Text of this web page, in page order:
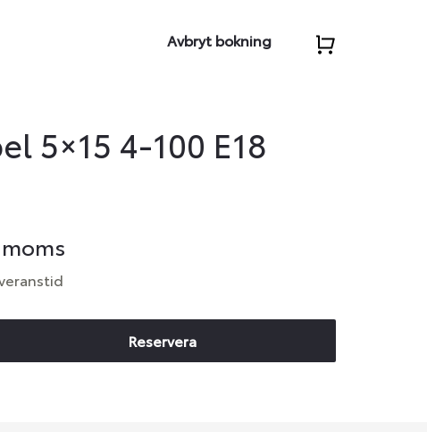
Avbryt bokning
5×15 4-100 E18
Reservera